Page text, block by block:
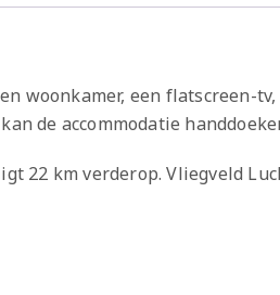
woonkamer, een flatscreen-
de accommodatie
22 km verderop. Vliegveld